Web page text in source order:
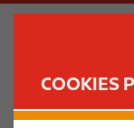
COOKIES
M
a